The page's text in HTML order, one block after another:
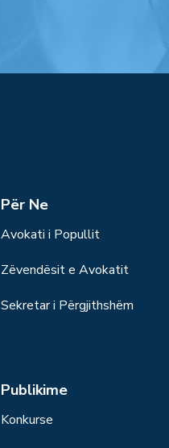
Për Ne
Avokati i Popullit
Zëvendësit e Avokatit
Sekretar i Përgjithshëm
Publikime
Konkurse